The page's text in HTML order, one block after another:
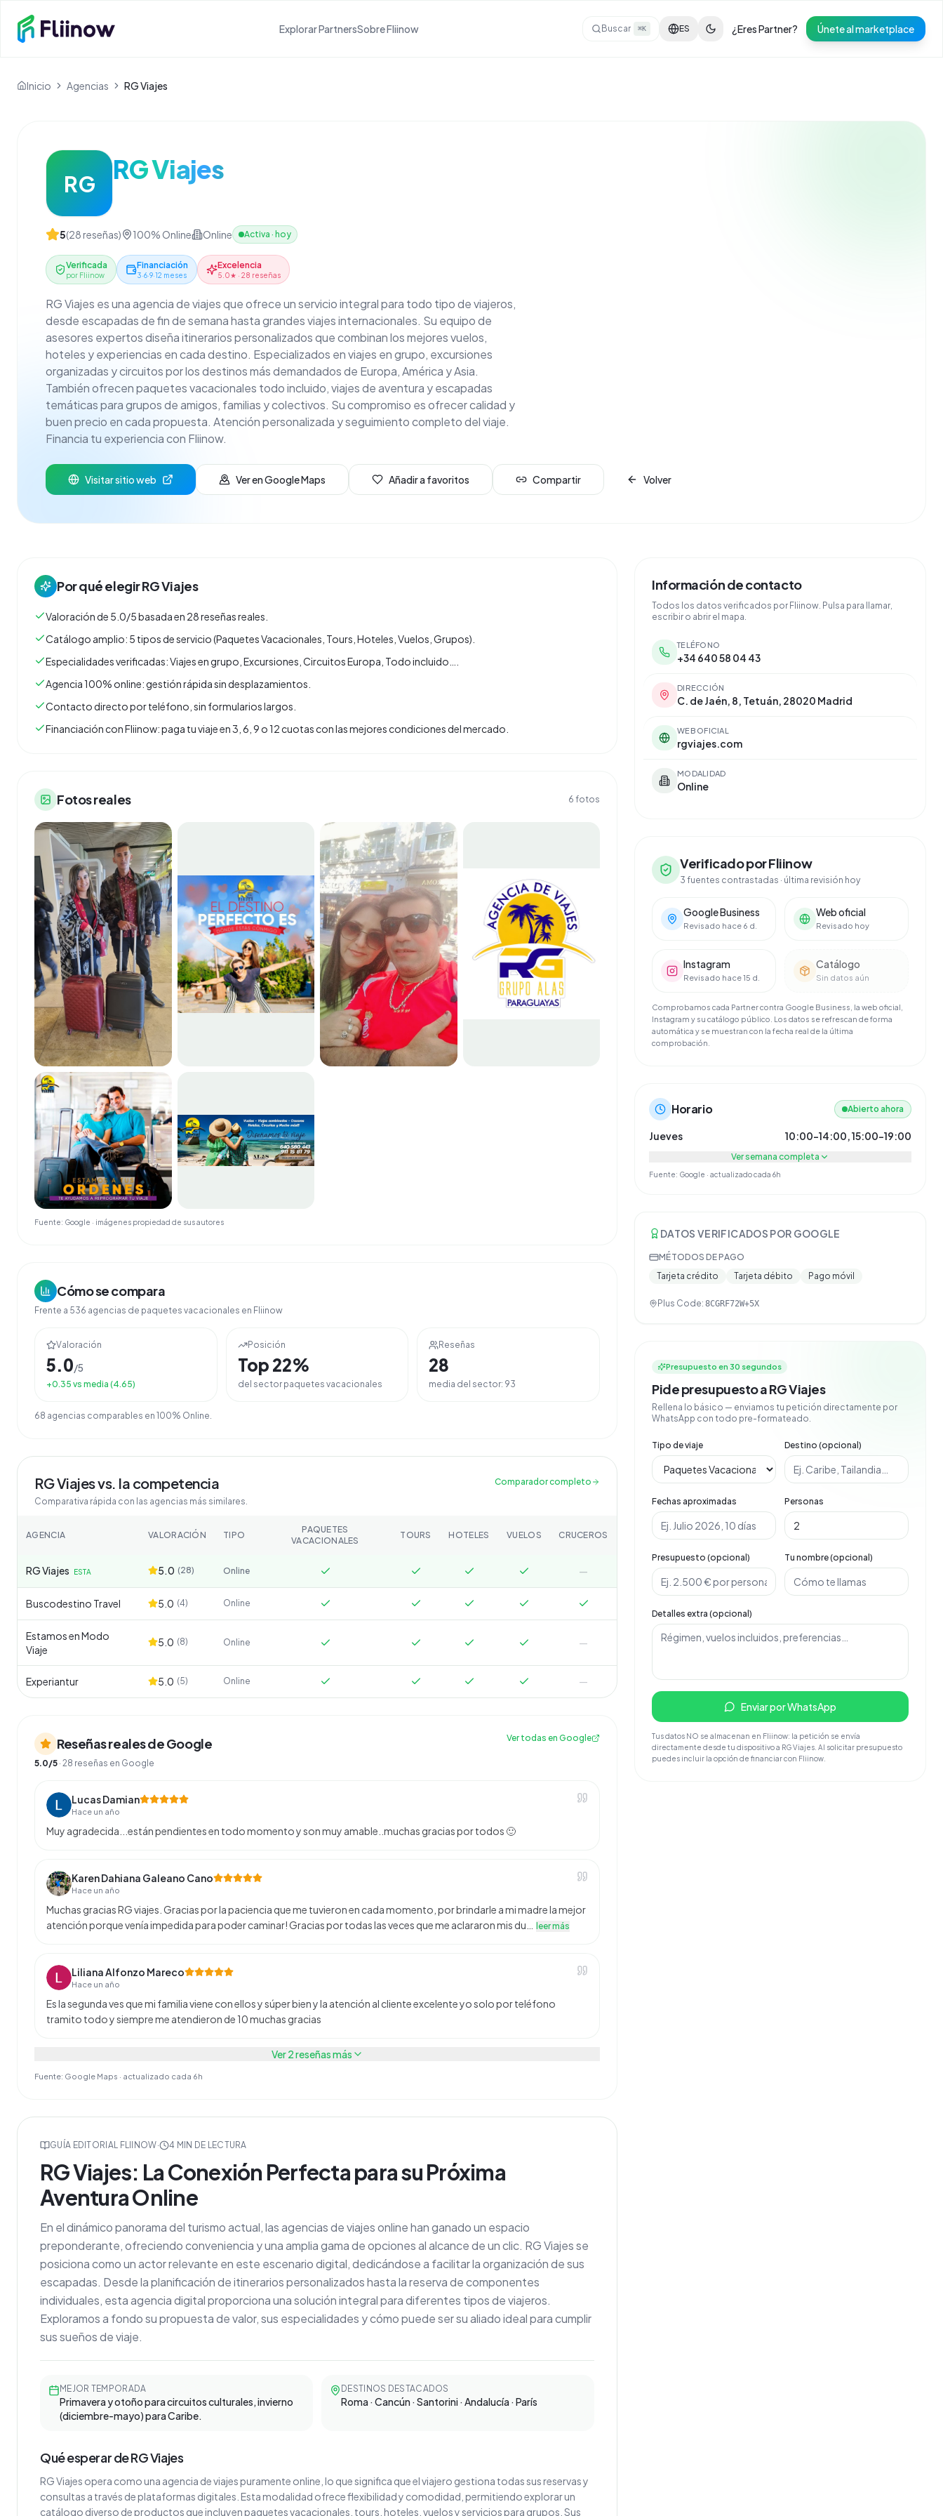
Explorar PartnersSobre Fliinow Buscar ⌘K ES ¿Eres Partner? Únete al marketplace
Inicio Agencias RG Viajes
RG RG Viajes
5(28reseñas) 100% Online Online Activa · hoy
Verificada
por Fliinow
Financiación
3·6·9·12 meses
Excelencia
5.0★ · 28 reseñas
RG Viajes es una agencia de viajes que ofrece un servicio integral para todo tipo de viajeros,
desde escapadas de fin de semana hasta grandes viajes internacionales. Su equipo de
asesores expertos diseña itinerarios personalizados que combinan los mejores vuelos,
hoteles y experiencias en cada destino. Especializados en viajes en grupo, excursiones
organizadas y circuitos por los destinos más demandados de Europa, América y Asia.
También ofrecen paquetes vacacionales todo incluido, viajes de aventura y escapadas
temáticas para grupos de amigos, familias y colectivos. Su compromiso es ofrecer calidad y
buen precio en cada propuesta. Atención personalizada y seguimiento completo del viaje.
Financia tu experiencia con Fliinow.
Visitar sitio web Ver en Google Maps Añadir a favoritos Compartir Volver
Por qué elegirRG Viajes
Valoración de 5.0/5 basada en 28 reseñas reales.
Catálogo amplio: 5 tipos de servicio (Paquetes Vacacionales, Tours, Hoteles, Vuelos, Grupos).
Especialidades verificadas: Viajes en grupo, Excursiones, Circuitos Europa, Todo incluido….
Agencia 100% online: gestión rápida sin desplazamientos.
Contacto directo por teléfono, sin formularios largos.
Financiación con Fliinow: paga tu viaje en 3, 6, 9 o 12 cuotas con las mejores condiciones del mercado.
Fotos reales 6 fotos
Fuente: Google · imágenes propiedad de sus autores
Cómo se compara
Frente a 536 agencias de paquetes vacacionales en Fliinow
Valoración
5.0/5
+0.35 vs media (4.65)
Posición
Top 22%
del sector paquetes vacacionales
Reseñas
28
media del sector: 93
68 agencias comparables en 100% Online.
RG Viajesvs. la competencia
Comparativa rápida con las agencias más similares.
Comparador completo
AGENCIA VALORACIÓN TIPO
PAQUETES
VACACIONALES
TOURS HOTELES VUELOS CRUCEROS
RG Viajes ESTA 5.0 (28) Online —
Buscodestino Travel 5.0 (4) Online
Estamos en Modo
Viaje
5.0 (8) Online —
Experiantur 5.0 (5) Online —
Reseñas reales de Google
5.0/5 · 28 reseñas en Google
Ver todas en Google
Lucas Damian
Hace un año
Muy agradecida...están pendientes en todo momento y son muy amable..muchas gracias por todos 🙂
Karen Dahiana Galeano Cano
Hace un año
Muchas gracias RG viajes. Gracias por la paciencia que me tuvieron en cada momento, por brindarle a mi madre la mejor
atención porque venía impedida para poder caminar! Gracias por todas las veces que me aclararon mis du…
leer más
Liliana Alfonzo Mareco
Hace un año
Es la segunda ves que mi familia viene con ellos y súper bien y la atención al cliente excelente yo solo por teléfono
tramito todo y siempre me atendieron de 10 muchas gracias
Ver2reseñas más
Fuente: Google Maps · actualizado cada 6h
GUÍA EDITORIAL FLIINOW· 4 MIN DE LECTURA
RG Viajes: La Conexión Perfecta para su Próxima
Aventura Online
En el dinámico panorama del turismo actual, las agencias de viajes online han ganado un espacio
preponderante, ofreciendo conveniencia y una amplia gama de opciones al alcance de un clic. RG Viajes se
posiciona como un actor relevante en este escenario digital, dedicándose a facilitar la organización de sus
escapadas. Desde la planificación de itinerarios personalizados hasta la reserva de componentes
individuales, esta agencia digital proporciona una solución integral para diferentes tipos de viajeros.
Exploramos a fondo su propuesta de valor, sus especialidades y cómo puede ser su aliado ideal para cumplir
sus sueños de viaje.
MEJOR TEMPORADA
Primavera y otoño para circuitos culturales, invierno
(diciembre-mayo) para Caribe.
DESTINOS DESTACADOS
Roma · Cancún · Santorini · Andalucía · París
Qué esperar de RG Viajes
RG Viajes opera como una agencia de viajes puramente online, lo que significa que el viajero gestiona todas sus reservas y
consultas a través de plataformas digitales. Esta modalidad ofrece flexibilidad y comodidad, permitiendo explorar un
catálogo diverso de productos que incluyen paquetes vacacionales, tours, hoteles, vuelos y servicios para grupos. Sus
Información de contacto
Todos los datos verificados por Fliinow. Pulsa para llamar,
escribir o abrir el mapa.
TELÉFONO
+34 640 58 04 43
DIRECCIÓN
C. de Jaén, 8, Tetuán, 28020 Madrid
WEB OFICIAL
rgviajes.com
MODALIDAD
Online
Verificado por Fliinow
3 fuentes contrastadas · última revisión hoy
Google Business
Revisado hace 6 d.
Web oficial
Revisado hoy
Instagram
Revisado hace 15 d.
Catálogo
Sin datos aún
Comprobamos cada Partner contra Google Business, la web oficial,
Instagram y su catálogo público. Los datos se refrescan de forma
automática y se muestran con la fecha real de la última
comprobación.
Horario Abierto ahora
Jueves 10:00–14:00, 15:00–19:00
Ver semana completa
Fuente: Google · actualizado cada 6h
DATOS VERIFICADOS POR GOOGLE
MÉTODOS DE PAGO
Tarjeta crédito
Tarjeta débito Pago móvil
Plus Code: 8CGRF72W+5X
Presupuesto en 30 segundos
Pide presupuesto a RG Viajes
Rellena lo básico — enviamos tu petición directamente por
WhatsApp con todo pre-formateado.
Tipo de viaje Destino (opcional)
Fechas aproximadas Personas
Presupuesto (opcional) Tu nombre (opcional)
Detalles extra (opcional)
Enviar por WhatsApp
Tus datos NO se almacenan en Fliinow: la petición se envía
directamente desde tu dispositivo a RG Viajes. Al solicitar presupuesto
puedes incluir la opción de financiar con Fliinow.